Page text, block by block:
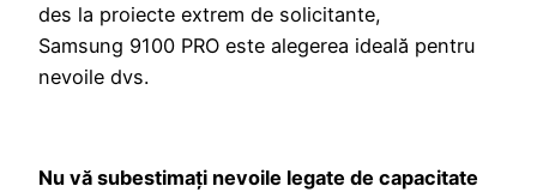
des la proiecte extrem de solicitante,
Samsung 9100 PRO este alegerea ideală pentru
nevoile dvs.
Nu vă subestimați nevoile legate de capacitate